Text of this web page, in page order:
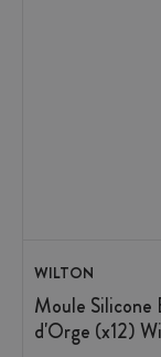
WILTON
Moule Silicone
d'Orge (x12)